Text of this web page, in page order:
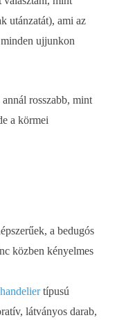
utánzatát), ami az
ujjunkon
rosszabb, mint
a körmei
a bedugós
közben kényelmes
típusú
látványos darab,